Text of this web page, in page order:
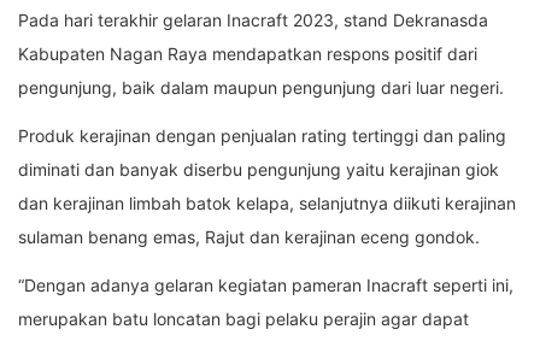
Pada hari terakhir gelaran Inacraft 2023, stand Dekranasda
Kabupaten Nagan Raya mendapatkan respons positif dari
pengunjung, baik dalam maupun pengunjung dari luar negeri.
Produk kerajinan dengan penjualan rating tertinggi dan paling
diminati dan banyak diserbu pengunjung yaitu kerajinan giok
dan kerajinan limbah batok kelapa, selanjutnya diikuti kerajinan
sulaman benang emas, Rajut dan kerajinan eceng gondok.
“Dengan adanya gelaran kegiatan pameran Inacraft seperti ini,
merupakan batu loncatan bagi pelaku perajin agar dapat